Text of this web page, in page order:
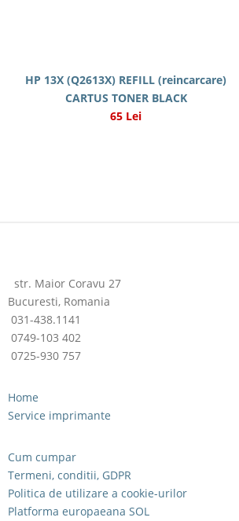
HP 13X (Q2613X) REFILL (reincarcare)
CARTUS TONER BLACK
65 Lei
str. Maior Coravu 27
Bucuresti, Romania
031-438.1141
0749-103 402
0725-930 757
Home
Service imprimante
Cum cumpar
Termeni, conditii, GDPR
Politica de utilizare a cookie-urilor
Platforma europaeana SOL